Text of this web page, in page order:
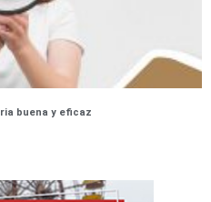
buena y eficaz